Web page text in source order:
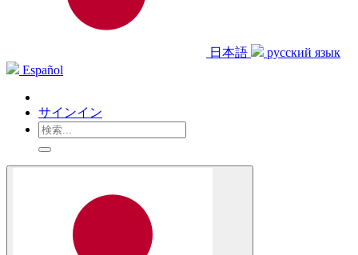
日本語
русский язык
Español
サインイン